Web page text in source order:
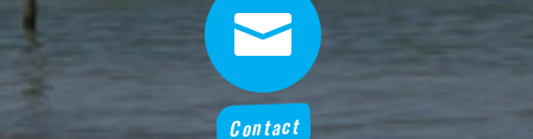

Contact